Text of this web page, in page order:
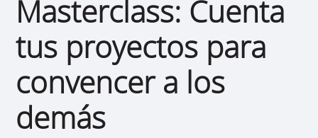
Masterclass: Cuenta
tus proyectos para
convencer a los
demás